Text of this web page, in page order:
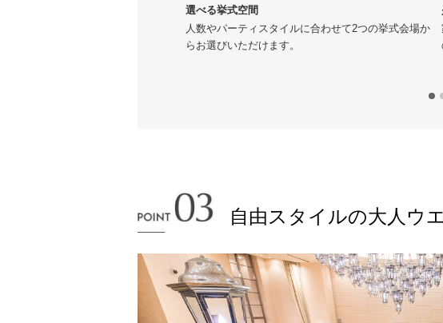
選べる挙式空間
人数やパーティスタイルに合わせて2つの挙式会場か
らお選びいただけます。
自由スタイルの大人ウ